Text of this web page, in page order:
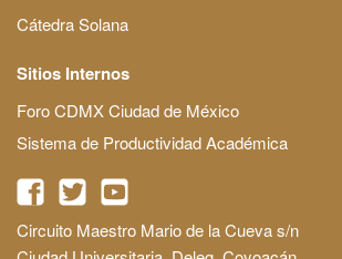
Cátedra Solana
Sitios Internos
Foro CDMX Ciudad de México
Sistema de Productividad Académica
Circuito Maestro Mario de la Cueva s/n